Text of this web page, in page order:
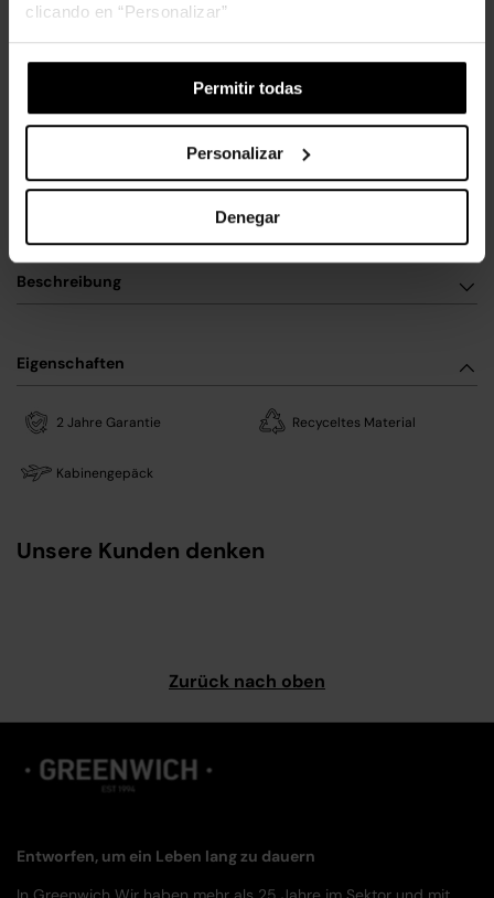
clicando en “Personalizar”
Permitir todas
Personalizar
Denegar
Gewicht: 1.35 kg Breite: 45 cm
Kapazität: 45 L Höhe: 39 cm
Polyester
Beschreibung
Eigenschaften
2 Jahre Garantie Recyceltes Material
Kabinengepäck
Unsere Kunden denken
Zurück nach oben
Entworfen, um ein Leben lang zu dauern